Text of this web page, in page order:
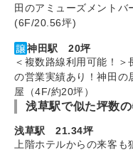
田のアミューズメントバ
(6F/20.56坪)
神田駅 20坪
＜複数路線利用可能！＞
の営業実績あり！神田の
屋（4F/約20坪）
浅草駅で似た坪数
浅草駅 21.34坪
上階ホテルからの来客も